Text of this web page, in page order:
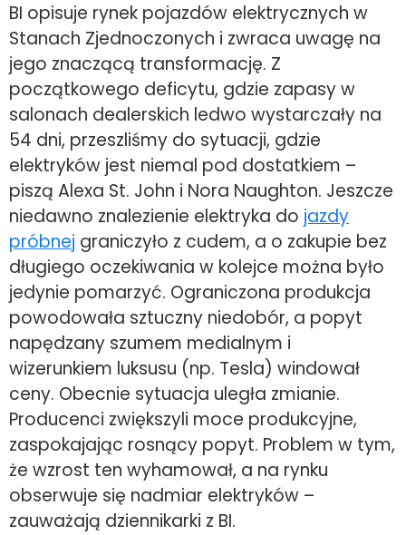
BI opisuje rynek pojazdów elektrycznych w
Stanach Zjednoczonych i zwraca uwagę na
jego znaczącą transformację. Z
początkowego deficytu, gdzie zapasy w
salonach dealerskich ledwo wystarczały na
54 dni, przeszliśmy do sytuacji, gdzie
elektryków jest niemal pod dostatkiem –
piszą Alexa St. John i Nora Naughton. Jeszcze
niedawno znalezienie elektryka do jazdy
próbnej graniczyło z cudem, a o zakupie bez
długiego oczekiwania w kolejce można było
jedynie pomarzyć. Ograniczona produkcja
powodowała sztuczny niedobór, a popyt
napędzany szumem medialnym i
wizerunkiem luksusu (np. Tesla) windował
ceny. Obecnie sytuacja uległa zmianie.
Producenci zwiększyli moce produkcyjne,
zaspokajając rosnący popyt. Problem w tym,
że wzrost ten wyhamował, a na rynku
obserwuje się nadmiar elektryków –
zauważają dziennikarki z BI.